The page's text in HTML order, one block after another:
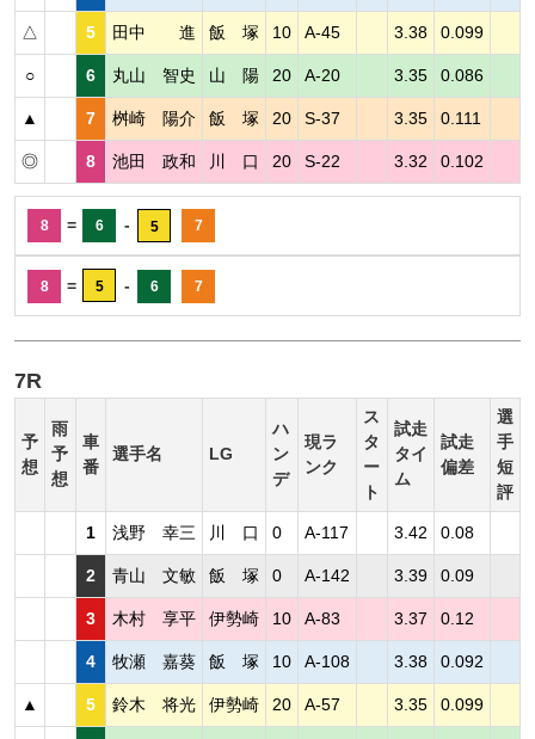
△ 5 田中 進 飯 塚 10 A-45 3.38 0.099
○ 6 丸山 智史 山 陽 20 A-20 3.35 0.086
▲ 7 桝崎 陽介 飯 塚 20 S-37 3.35 0.111
◎ 8 池田 政和 川 口 20 S-22 3.32 0.102
8 = 6 - 5 7
8 = 5 - 6 7
7R
予
想
雨
予
想
車
番
選手名 LG
ハ
ン
デ
現ラ
ンク
ス
タ
ー
ト
試走
タイ
ム
試走
偏差
選
手
短
評
1 浅野 幸三 川 口 0 A-117 3.42 0.08
2 青山 文敏 飯 塚 0 A-142 3.39 0.09
3 木村 享平 伊勢崎 10 A-83 3.37 0.12
4 牧瀬 嘉葵 飯 塚 10 A-108 3.38 0.092
▲ 5 鈴木 将光 伊勢崎 20 A-57 3.35 0.099